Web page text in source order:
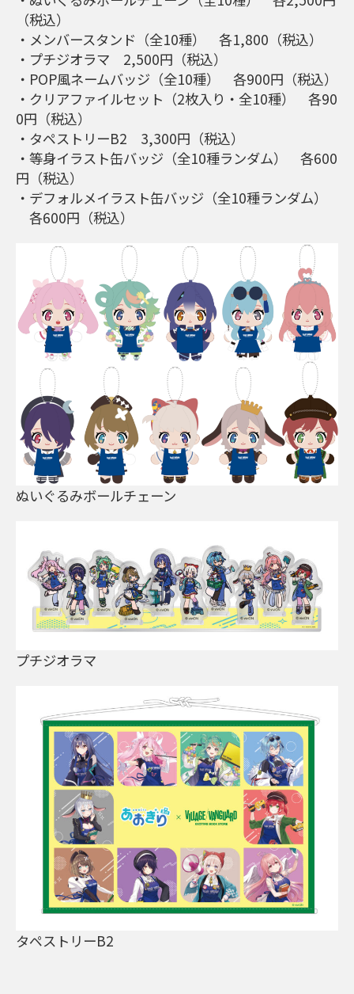
（税込）
・メンバースタンド（全10種） 各1,800（税込）
・プチジオラマ 2,500円（税込）
・POP風ネームバッジ（全10種） 各900円（税込）
・クリアファイルセット（2枚入り・全10種） 各90
0円（税込）
・タペストリーB2 3,300円（税込）
・等身イラスト缶バッジ（全10種ランダム） 各600
円（税込）
・デフォルメイラスト缶バッジ（全10種ランダム）
各600円（税込）
ぬいぐるみボールチェーン
プチジオラマ
タペストリーB2